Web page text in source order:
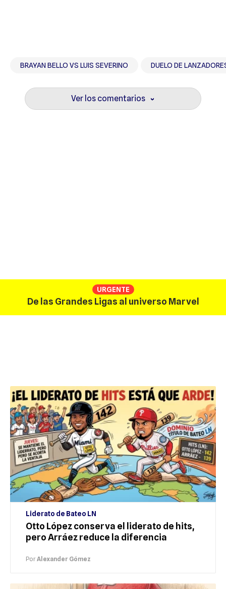
BRAYAN BELLO VS LUIS SEVERINO DUELO DE
Ver los comentarios ›